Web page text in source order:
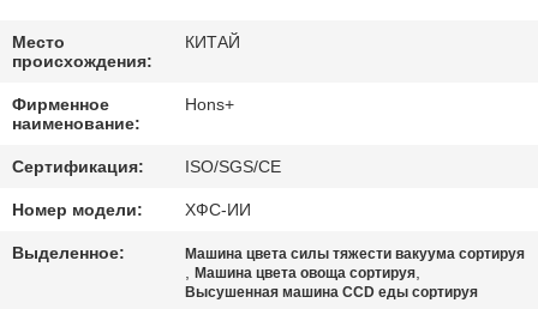
СВЯЖИТЕСЬ
МЫ
СПРОСИТЕ
ЦИТАТУ
Место
происхождения:
КИТАЙ
Фирменное
наименование:
Hons+
Сертификация: ISO/SGS/CE
Номер модели: ХФС-ИИ
Выделенное: Машина цвета силы тяжести вакуума сортируя
,Машина цвета овоща сортируя,
Высушенная машина CCD еды сортируя